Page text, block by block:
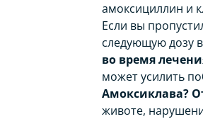
амоксициллин и
Если вы
следующую дозу
во время
может усилить
Амоксиклава?
животе,